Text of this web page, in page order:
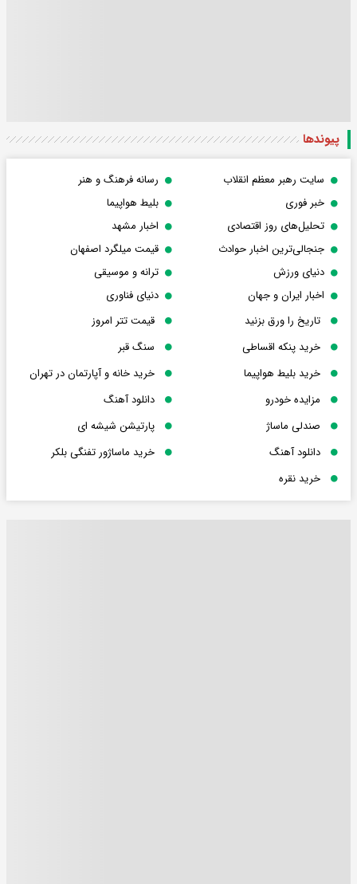
پیوندها
سایت رهبر معظم انقلاب
رسانه فرهنگ و هنر
خبر فوری
بلیط هواپیما
تحلیل‌های روز اقتصادی
اخبار مشهد
جنجالی‌ترین اخبار حوادث
قیمت میلگرد اصفهان
دنیای ورزش
ترانه و موسیقی
اخبار ایران و جهان
دنیای فناوری
تاریخ را ورق بزنید
قیمت تتر امروز
خرید پنکه اقساطی
سنگ قبر
خرید بلیط هواپیما
خرید خانه و آپارتمان در تهران
مزایده خودرو
دانلود آهنگ
صندلی ماساژ
پارتیشن شیشه ای
دانلود آهنگ
خرید ماساژور تفنگی بلکر
خرید نقره